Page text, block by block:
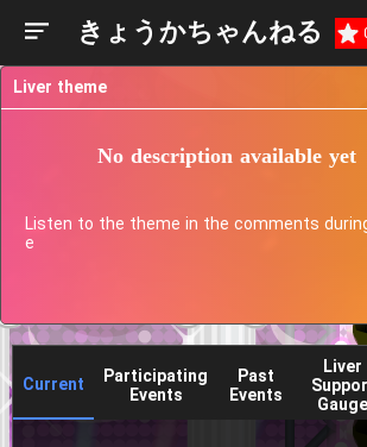
きょうかちゃんねる
Current
Participating
Events
Past
Events
Liver
Gauge
Liver theme
No description available yet
Listen to the theme in the comments
e